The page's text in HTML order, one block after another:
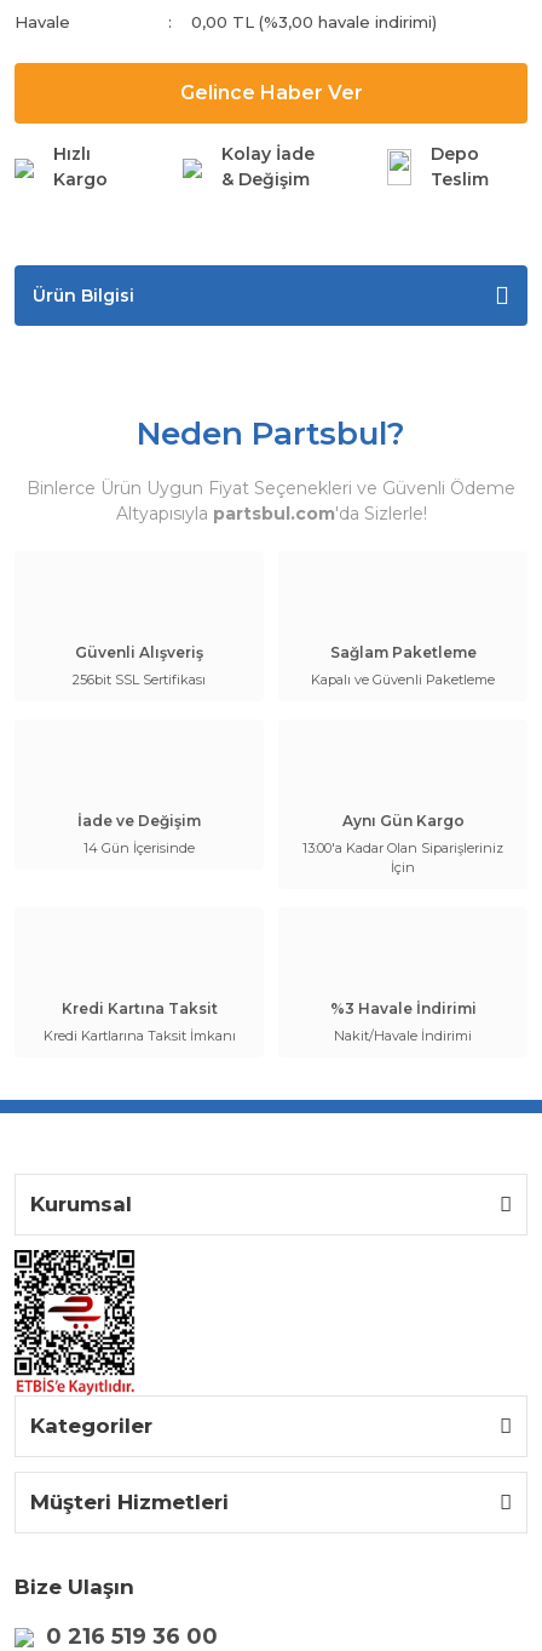
Havale
0,00 TL (%3,00 havale indirimi)
Gelince Haber Ver
Hızlı
Kargo
Kolay İade
& Değişim
Depo
Teslim
Ürün Bilgisi
Neden Partsbul?
Binlerce Ürün Uygun Fiyat Seçenekleri ve Güvenli Ödeme
Altyapısıyla partsbul.com'da Sizlerle!
Güvenli Alışveriş
256bit SSL Sertifikası
Sağlam Paketleme
Kapalı ve Güvenli Paketleme
İade ve Değişim
14 Gün İçerisinde
Aynı Gün Kargo
13:00'a Kadar Olan Siparişleriniz
İçin
Kredi Kartına Taksit
Kredi Kartlarına Taksit İmkanı
%3 Havale İndirimi
Nakit/Havale İndirimi
Kurumsal
Kategoriler
Müşteri Hizmetleri
Bize Ulaşın
0 216 519 36 00